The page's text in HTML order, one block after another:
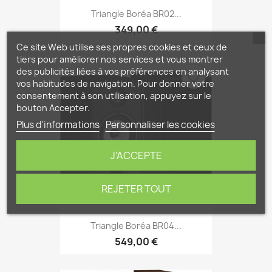
Triangle Boréa BR02...
349,00 €
Triangle Boréa BR04...
549,00 €
favorite_border
Ce site Web utilise ses propres cookies et ceux de
tiers pour améliorer nos services et vous montrer
des publicités liées à vos préférences en analysant
vos habitudes de navigation. Pour donner votre
consentement à son utilisation, appuyez sur le
bouton Accepter.
Plus d'informations Personnaliser les cookies
REJETER TOUT
J'ACCEPTE